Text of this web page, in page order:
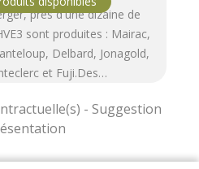
près d'une dizaine de
sont produites : Mairac,
Delbard, Jonagold,
et Fuji.Des…